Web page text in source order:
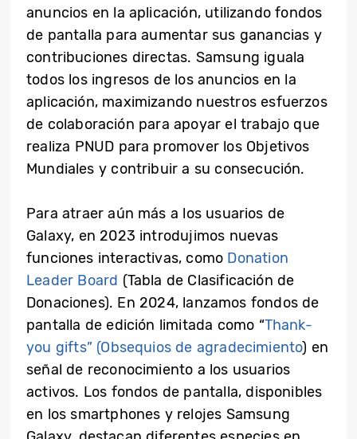
anuncios en la aplicación, utilizando fondos
de pantalla para aumentar sus ganancias y
contribuciones directas. Samsung iguala
todos los ingresos de los anuncios en la
aplicación, maximizando nuestros esfuerzos
de colaboración para apoyar el trabajo que
realiza PNUD para promover los Objetivos
Mundiales y contribuir a su consecución.
Para atraer aún más a los usuarios de
Galaxy, en 2023 introdujimos nuevas
funciones interactivas, como Donation
Leader Board (Tabla de Clasificación de
Donaciones). En 2024, lanzamos fondos de
pantalla de edición limitada como “Thank-
you gifts” (Obsequios de agradecimiento) en
señal de reconocimiento a los usuarios
activos. Los fondos de pantalla, disponibles
en los smartphones y relojes Samsung